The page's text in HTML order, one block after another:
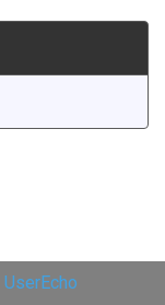
UserEcho